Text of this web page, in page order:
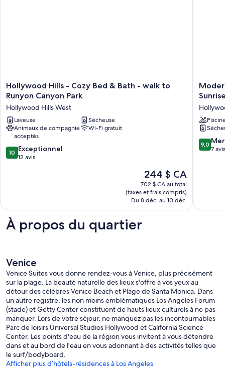
Hollywood
Hills
Cozy
Bed
&
Bath
-
walk
Hills
West
Hollywood Hills - Cozy Bed & Bath - walk to
Runyon Canyon Park
Hollywood Hills West
Laveuse
Sécheuse
Animaux de compagnie
acceptés
Wi-Fi gratuit
10.0
sur
10 Exceptionnel
12 avis
Le
prix
est
de
244 $ CA
244 $ CA
702 $ CA au total
(taxes et frais compris)
Du 8 déc. au 10 déc.
Modern
Hilltop
with
City
&
Sunrise
9.0
sur
9,0
7 avis
À propos du quartier
Venice
Venice Suites vous donne rendez-vous à Venice, plus précisément
sur la plage. La beauté naturelle des lieux s'offre à vos yeux au
détour des célèbres Venice Beach et Plage de Santa Monica. Dans
un autre registre, les non moins emblématiques Los Angeles Forum
(stade) et Getty Center constituent de hauts lieux culturels à ne pas
manquer. Lors de votre séjour, ne manquez pas les incontournables
Parc de loisirs Universal Studios Hollywood et California Science
Center. Les points d'eau de la région vous invitent à vous détendre
dans et au bord de l'eau en vous adonnant à des activités telles que
le surf/bodyboard.
Afficher plus d’hôtels-résidences à Los Angeles